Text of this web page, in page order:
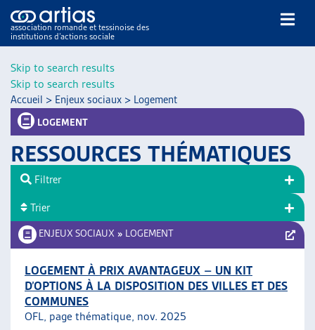
Skip to search results
Skip to search results
association romande et tessinoise des
institutions d’actions sociale
NOS PUBLICATIONS
DOSSIERS DU MOIS
VEILLE
RESSOURCES
THÉMATIQUES
GUIDE SOCIAL ROMAND
AUTRES
Accueil > Enjeux sociaux > Logement
LOGEMENT
RESSOURCES THÉMATIQUES
ENJEUX SOCIAUX » LOGEMENT
LOGEMENT À PRIX AVANTAGEUX – UN KIT
D’OPTIONS À LA DISPOSITION DES VILLES ET DES
COMMUNES
OFL, page thématique, nov. 2025
Filtrer
Trier